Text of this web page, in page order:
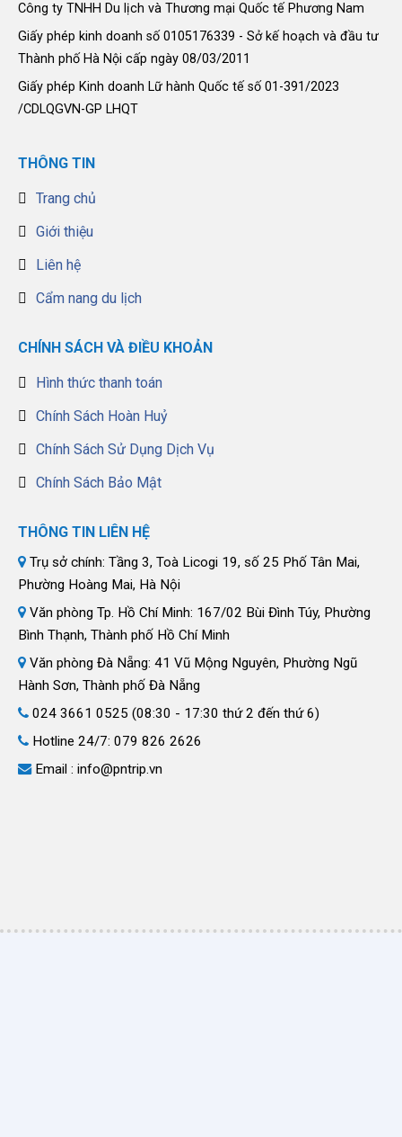
Công ty TNHH Du lịch và Thương mại Quốc tế Phương Nam
Giấy phép kinh doanh số 0105176339 - Sở kế hoạch và đầu tư
Thành phố Hà Nội cấp ngày 08/03/2011
Giấy phép Kinh doanh Lữ hành Quốc tế số 01-391/2023
/CDLQGVN-GP LHQT
THÔNG TIN
Trang chủ
Giới thiệu
Liên hệ
Cẩm nang du lịch
CHÍNH SÁCH VÀ ĐIỀU KHOẢN
Hình thức thanh toán
Chính Sách Hoàn Huỷ
Chính Sách Sử Dụng Dịch Vụ
Chính Sách Bảo Mật
THÔNG TIN LIÊN HỆ
Trụ sở chính: Tầng 3, Toà Licogi 19, số 25 Phố Tân Mai,
Phường Hoàng Mai, Hà Nội
Văn phòng Tp. Hồ Chí Minh: 167/02 Bùi Đình Túy, Phường
Bình Thạnh, Thành phố Hồ Chí Minh
Văn phòng Đà Nẵng: 41 Vũ Mộng Nguyên, Phường Ngũ
Hành Sơn, Thành phố Đà Nẵng
024 3661 0525 (08:30 - 17:30 thứ 2 đến thứ 6)
Hotline 24/7: 079 826 2626
Email : info@pntrip.vn